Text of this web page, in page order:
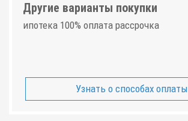
Другие варианты покупки
ипотека 100% оплата рассрочка
Узнать о способах оплаты